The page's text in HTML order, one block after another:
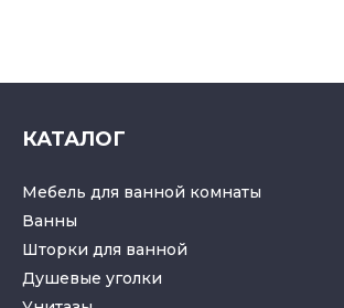
КАТАЛОГ
Мебель для ванной комнаты
Ванны
Шторки для ванной
Душевые уголки